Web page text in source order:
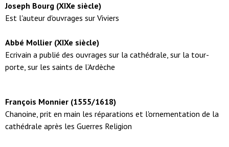
Joseph Bourg (XIXe siècle)
Est l'auteur d'ouvrages sur Viviers
Abbé Mollier (XIXe siècle)
Ecrivain a publié des ouvrages sur la cathédrale, sur la tour-
porte, sur les saints de l’Ardèche
François Monnier (1555/1618)
Chanoine, prit en main les réparations et l'ornementation de la
cathédrale après les Guerres Religion